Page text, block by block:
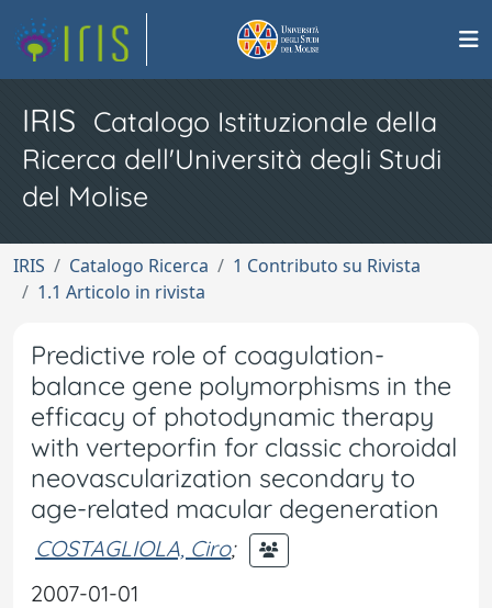
IRIS Catalogo Istituzionale della
Ricerca dell'Università degli Studi
del Molise
IRIS Catalogo Ricerca
1 Contributo su Rivista
1.1 Articolo in rivista
Predictive role of coagulation-
balance gene polymorphisms in the
efficacy of photodynamic therapy
with verteporfin for classic choroidal
neovascularization secondary to
age-related macular degeneration
COSTAGLIOLA, Ciro;
2007-01-01